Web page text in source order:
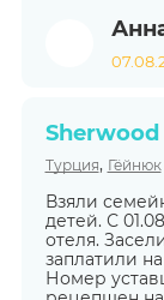
Sherwood
Турция, Гёйнюк
Взяли
детей. С
отеля.
заплатили
Номер